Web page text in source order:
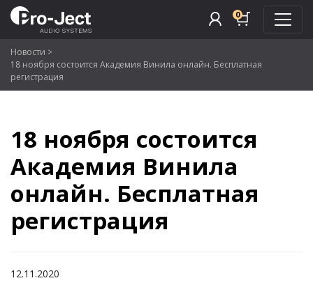
0
Новости >
18 ноября состоится Академия Винила онлайн. Бесплатная
регистрация
18 ноября состоится
Академия Винила
онлайн. Бесплатная
регистрация
12.11.2020